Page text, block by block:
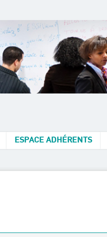
ESPACE ADHÉRENTS